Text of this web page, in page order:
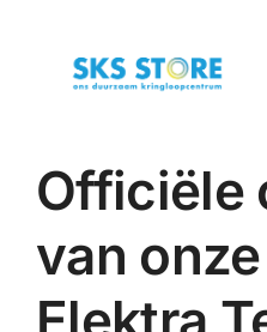
Brengen & halen
Over ons
Officiële
van